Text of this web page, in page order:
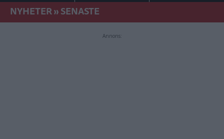
NYHETER»SENASTE
Annons: